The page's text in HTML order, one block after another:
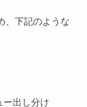
、下記のような
ー出し分け